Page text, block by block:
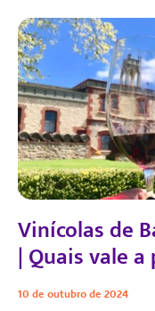
Vinícolas de
| Quais vale
10 de outubro de 2024